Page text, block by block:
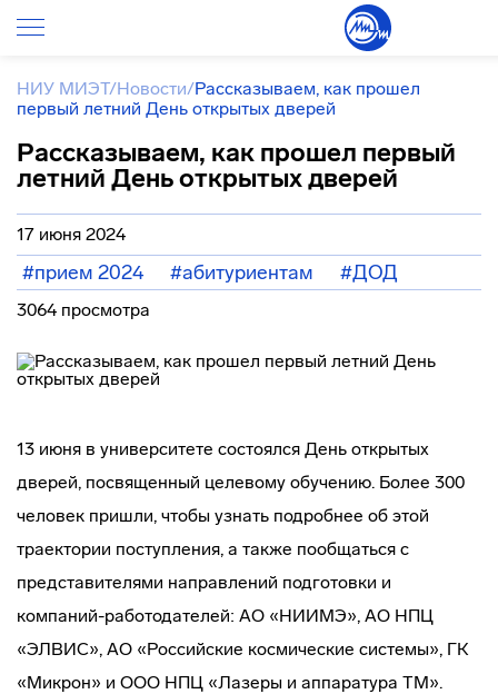
НИУ МИЭТ/Новости/Рассказываем, как прошел
первый летний День открытых дверей
Рассказываем, как прошел первый
летний День открытых дверей
17 июня 2024
#прием 2024 #абитуриентам #ДОД
3064 просмотра
13 июня в университете состоялся День открытых
дверей, посвященный целевому обучению. Более 300
человек пришли, чтобы узнать подробнее об этой
траектории поступления, а также пообщаться с
представителями направлений подготовки и
компаний-работодателей: АО «НИИМЭ», АО НПЦ
«ЭЛВИС», АО «Российские космические системы», ГК
«Микрон» и ООО НПЦ «Лазеры и аппаратура ТМ».